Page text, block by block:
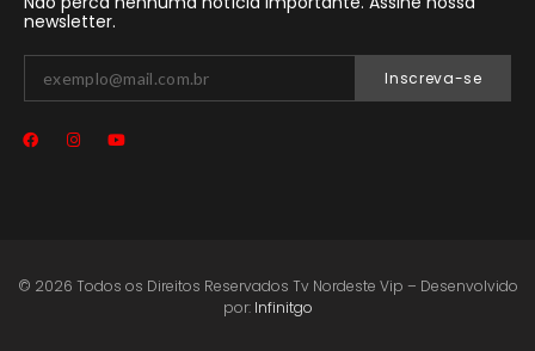
newsletter.
Inscreva-se
© 2026 Todos os Direitos Reservados Tv Nordeste Vip – Desenvolvido
por: Infinitgo